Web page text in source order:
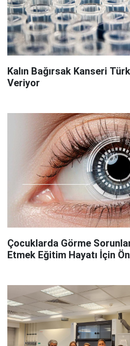
Kalın Bağırsak Kanseri
Veriyor
Çocuklarda Görme
Etmek Eğitim Hayatı İçin